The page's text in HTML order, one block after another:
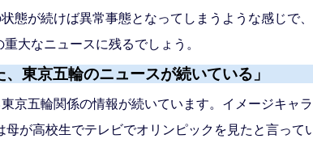
態が続けば異常事態となってしまうような感じで
大なニュースに残るでしょう。
、東京五輪のニュースが続いている」
京五輪関係の情報が続いています。イメージキ
が高校生でテレビでオリンピックを見たと言っ